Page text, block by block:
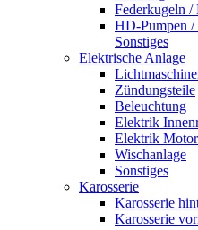
Federkugeln /
HD-Pumpen /
Sonstiges
Elektrische Anlage
Zündungsteile
Beleuchtung
Elektrik
Elektrik
Wischanlage
Sonstiges
Karosserie
Karosserie
Karosserie